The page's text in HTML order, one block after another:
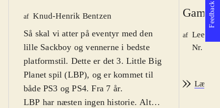
af Knud-Henrik Bentzen
Så skal vi atter på eventyr med den
lille Sackboy og vennerne i bedste
platformstil. Dette er det 3. Little Big
Planet spil (LBP), og er kommet til
både PS3 og PS4. Fra 7 år.
LBP har næsten ingen historie. Alt
Game
af Lee
Nr.
Læs
Feedback